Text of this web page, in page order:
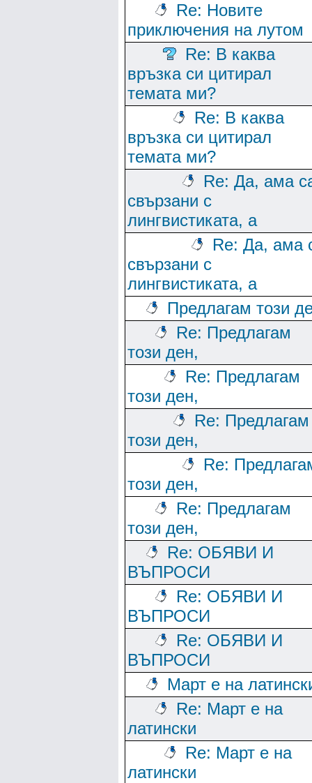
Re: Новите
приключения на лутом
Re: В каква
връзка си цитирал
темата ми?
Re: В каква
връзка си цитирал
темата ми?
Re: Да, ама
свързани с
лингвистиката, а
Re: Да, ама
свързани с
лингвистиката, а
Предлагам този
Re: Предлагам
този ден,
Re: Предлагам
този ден,
Re: Предлагам
този ден,
Re:
този ден,
Re: Предлагам
този ден,
Re: ОБЯВИ И
ВЪПРОСИ
Re: ОБЯВИ И
ВЪПРОСИ
Re: ОБЯВИ И
ВЪПРОСИ
Март е на
Re: Март е на
латински
Re: Март е на
латински